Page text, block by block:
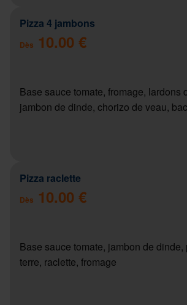
Pizza 4 jambons
Dès 10.00 €
Base sauce tomate, fromage, lardons
jambon de dinde, chorizo de veau,
Pizza raclette
Dès 10.00 €
Base sauce tomate, jambon de dinde,
terre, raclette, fromage